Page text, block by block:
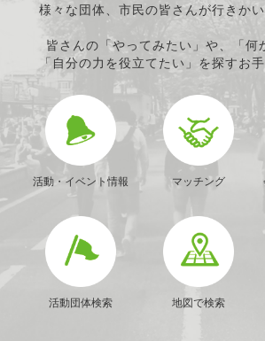
様々な団体、市民の皆さんが行きかい
皆さんの「やってみたい」や、「何
「自分の力を役立てたい」を探すお
活動・イベント情報 マッチング
活動団体検索 地図で検索